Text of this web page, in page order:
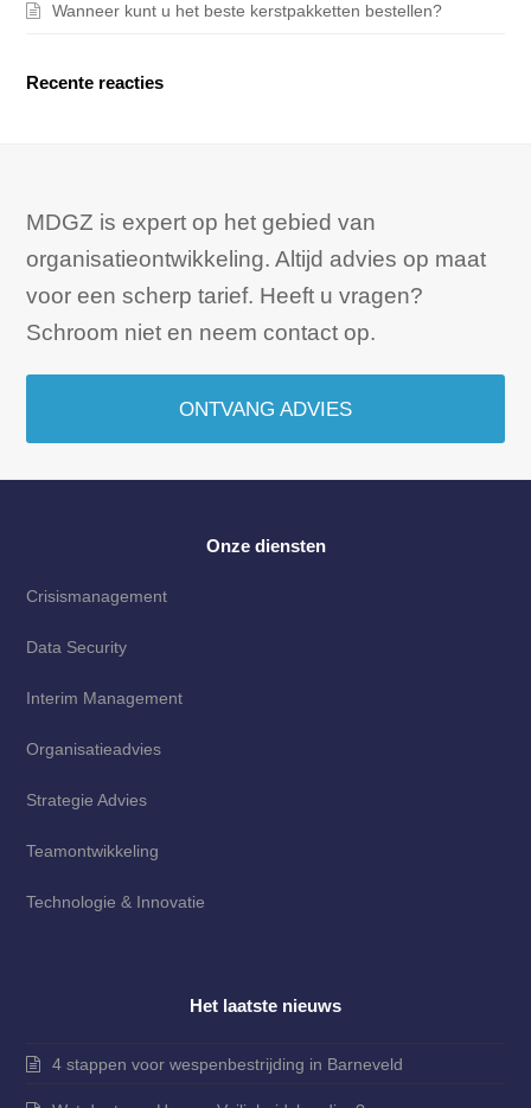
Wanneer kunt u het beste kerstpakketten bestellen?
Recente reacties
MDGZ is expert op het gebied van
organisatieontwikkeling. Altijd advies op maat
voor een scherp tarief. Heeft u vragen?
Schroom niet en neem contact op.
ONTVANG ADVIES
Onze diensten
Crisismanagement
Data Security
Interim Management
Organisatieadvies
Strategie Advies
Teamontwikkeling
Technologie & Innovatie
Het laatste nieuws
4 stappen voor wespenbestrijding in Barneveld